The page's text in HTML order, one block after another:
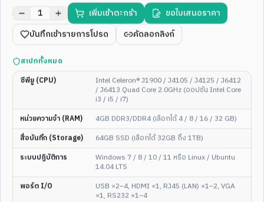
Industrial HMI
Waterproof 10.4 / 12.1 / 15 /
Embedded Series
ดูสเปกเต็ม
21.5" Stainless Steel Fully
Enclosed Wall Mount IP65
Grade
ดูสเปกเต็ม
ENT-WP-162
คุ้มค่าที่สุด ENT-WP-
1500 Nits FHD
1 เพิ่มเข้าตะกร้า
ขอใบเสนอราคา
บันทึกเข้ารายการโปรด
คัดลอกลิงก์
สเปกทั้งหมด
ซีพียู (CPU)
Intel Celeron® J1900 / J4105 / J4125 / J6412
/ J6413 Quad Core 2.0GHz (ออปชัน Intel Core
i3 / i5 / i7)
หน่วยความจำ (RAM)
4GB DDR3/DDR4 (เลือกได้ 4 / 8 / 16 / 32 GB)
สื่อบันทึก (Storage)
64GB SSD (เลือกได้ 32GB ถึง 1TB)
ระบบปฏิบัติการ
Windows 7 / 8 / 10 / 11 หรือ Linux / Ubuntu
14.04 LTS
พอร์ต I/O
USB ×2–4, HDMI ×1, RJ45 (LAN) ×1–2, VGA
×1, RS232 ×1–4